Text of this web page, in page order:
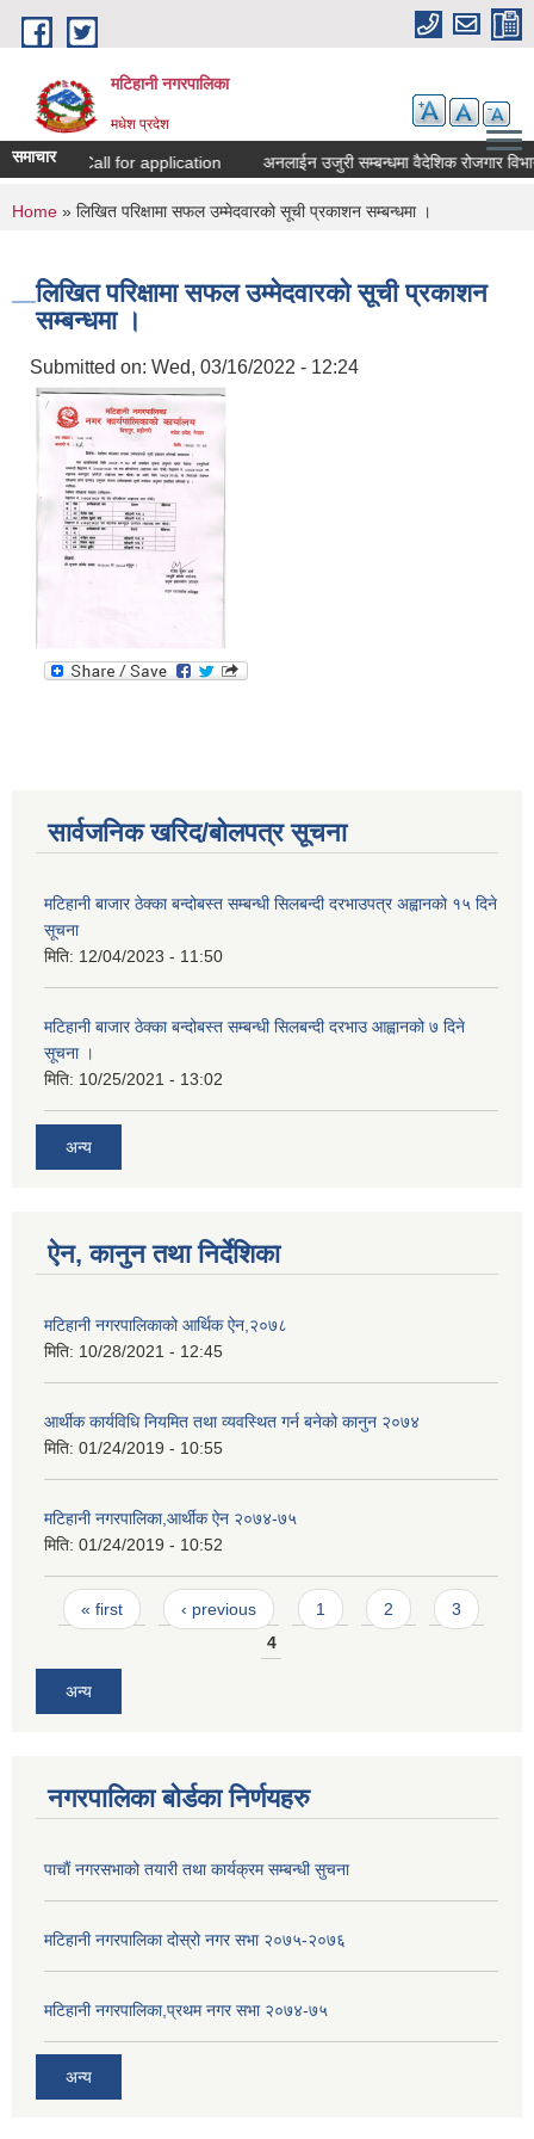
Skip to main content
मटिहानी नगरपालिका
मधेश प्रदेश
समाचार Call for application अनलाईन उजुरी सम्बन्धमा वैदेशिक रोजगार
You are here
Home » लिखित परिक्षामा सफल उम्मेदवारको सूची प्रकाशन सम्बन्धमा ।
लिखित परिक्षामा सफल उम्मेदवारको सूची प्रकाशन
सम्बन्धमा ।
Submitted on: Wed, 03/16/2022 - 12:24
सार्वजनिक खरिद/बोलपत्र सूचना
मटिहानी बाजार ठेक्का बन्दोबस्त सम्बन्धी सिलबन्दी दरभाउपत्र अह्वानको १५ दिने
सूचना
मिति: 12/04/2023 - 11:50
मटिहानी बाजार ठेक्का बन्दोबस्त सम्बन्धी सिलबन्दी दरभाउ आह्वानको ७ दिने
सूचना ।
मिति: 10/25/2021 - 13:02
अन्य
ऐन, कानुन तथा निर्देशिका
मटिहानी नगरपालिकाको आर्थिक ऐन,२०७८
मिति: 10/28/2021 - 12:45
आर्थीक कार्यविधि नियमित तथा व्यवस्थित गर्न बनेको कानुन २०७४
मिति: 01/24/2019 - 10:55
मटिहानी नगरपालिका,आर्थीक ऐन २०७४-७५
मिति: 01/24/2019 - 10:52
Pages
« first ‹ previous 1 2
3
4
अन्य
नगरपालिका बोर्डका निर्णयहरु
पाचाैं नगरसभाको तयारी तथा कार्यक्रम सम्बन्धी सुचना
मटिहानी नगरपालिका दोस्रो नगर सभा २०७५-२०७६
मटिहानी नगरपालिका,प्रथम नगर सभा २०७४-७५
अन्य